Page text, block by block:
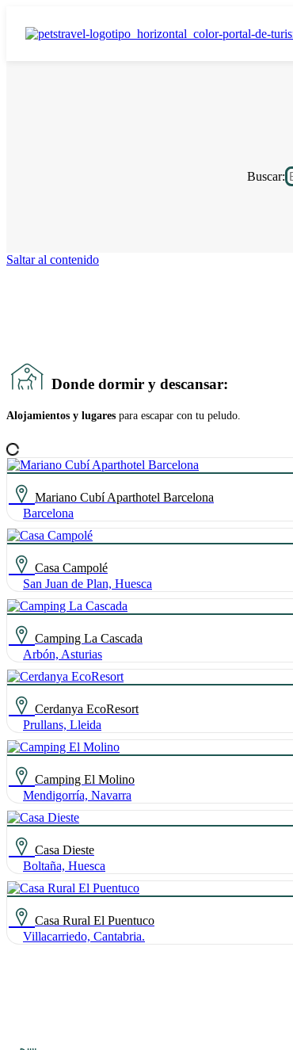
Buscar:
Saltar al contenido
Donde dormir y descansar:
Alojamientos y lugares para escapar con tu peludo.
Mariano Cubí Aparthotel Barcelona
Barcelona
Casa Campolé
San Juan de Plan, Huesca
Camping La Cascada
Arbón, Asturias
Cerdanya EcoResort
Prullans, Lleida
Camping El Molino
Mendigorría, Navarra
Casa Dieste
Boltaña, Huesca
Casa Rural El Puentuco
Villacarriedo, Cantabria.